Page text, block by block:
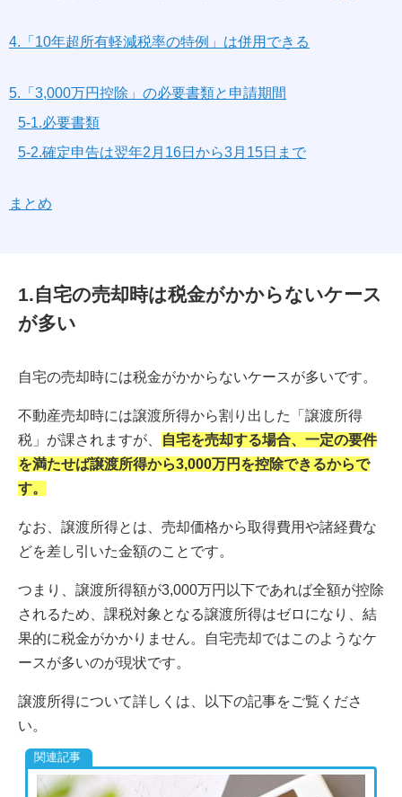
4.「10年超所有軽減税率の特例」は併用できる
5.「3,000万円控除」の必要書類と申請期間
5-1.必要書類
5-2.確定申告は翌年2月16日から3月15日まで
まとめ
1.自宅の売却時は税金がかからないケース
が多い
自宅の売却時には税金がかからないケースが多いです。
不動産売却時には譲渡所得から割り出した「譲渡所得
税」が課されますが、
自宅を売却する場合、一定の要件
を満たせば譲渡所得から3,000万円を控除できるからで
す。
なお、譲渡所得とは、売却価格から取得費用や諸経費な
どを差し引いた金額のことです。
つまり、譲渡所得額が3,000万円以下であれば全額が控除
されるため、課税対象となる譲渡所得はゼロになり、結
果的に税金がかかりません。自宅売却ではこのようなケ
ースが多いのが現状です。
譲渡所得について詳しくは、以下の記事をご覧くださ
い。